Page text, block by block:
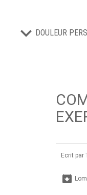
DOULEUR
Ecrit par
archive